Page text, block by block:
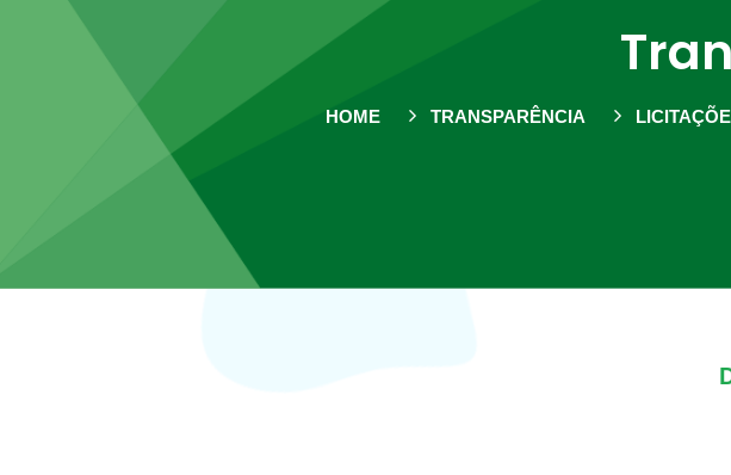
HOME TRANSPARÊNCIA